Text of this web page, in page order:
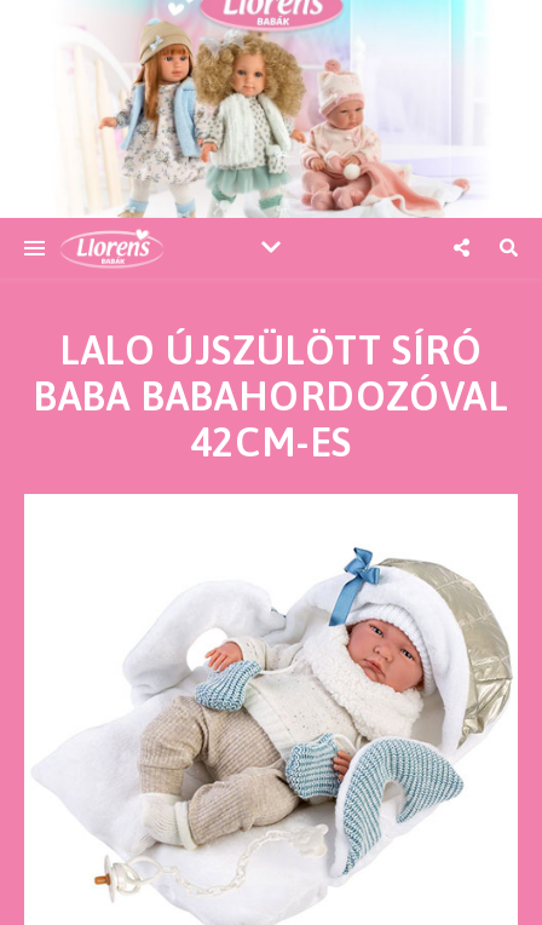
LALO ÚJSZÜLÖTT SÍRÓ
BABA BABAHORDOZÓVAL
42CM-ES